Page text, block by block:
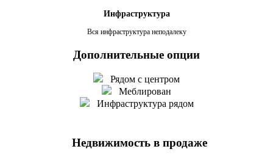
Инфраструктура
Вся инфраструктура неподалеку
Дополнительные опции
Рядом с центром
Меблирован
Инфраструктура рядом
Недвижимость в продаже